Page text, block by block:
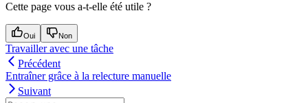
Cette page vous a-t-elle été utile ?
Oui Non
Travailler avec une tâche
Précédent
Entraîner grâce à la relecture manuelle
Suivant